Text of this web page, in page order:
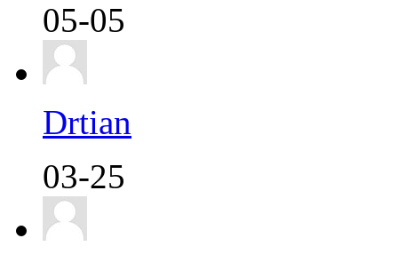
05-05
Drtian
03-25